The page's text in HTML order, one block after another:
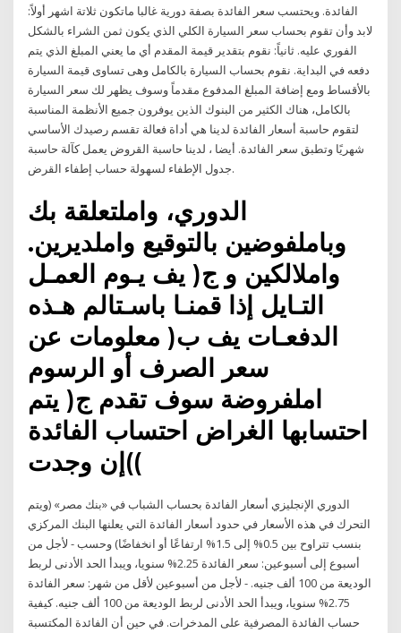
الفائدة. ويحتسب سعر الفائدة بصفة دورية غالبا ماتكون ثلاتة اشهر أولاً:
لابد وأن تقوم بحساب سعر السيارة الكلي الذي يكون ثمن الشراء بالشكل
الفوري عليه. ثانياً: نقوم بتقدير قيمة المقدم أي ما يعني المبلغ الذي يتم
دفعه في البداية. نقوم بحساب السيارة بالكامل وهى تساوى قيمة السيارة
بالأقساط ومع إضافة المبلغ المدفوع مقدماً وسوف يظهر لك سعر السيارة
بالكامل، هناك الكثير من البنوك الذين يوفرون جميع الأنظمة المناسبة
لتقوم حاسبة أسعار الفائدة لدينا هي أداة فعالة تقسم رصيدك الأساسي
شهريًا وتطبق سعر الفائدة. أيضا ، لدينا حاسبة القروض يعمل كآلة حاسبة
جدول الإطفاء لسهولة حساب إطفاء القرض.
الدوري، واملتعلقة بك
وباملفوضين بالتوقيع واملديرين.
واملالكين و ج( يف يـوم العمـل
التـايل إذا قمنـا باسـتالم هـذه
الدفعـات يف ب( معلومات عن
سعر الصرف أو الرسوم
املفروضة سوف تقدم ج( يتم
احتسابها الغراض احتساب الفائدة
)إن وجدت(
الدوري الإنجليزي أسعار الفائدة بحساب الشباب في «بنك مصر» (ويتم
التحرك في هذه الأسعار في حدود أسعار الفائدة التي يعلنها البنك المركزي
بنسب تتراوح بين 0.5% إلى 1.5% ارتفاعًا أو انخفاضًا) وحسب - لأجل من
أسبوع إلى أسبوعين: سعر الفائدة 2.25% سنويا، ويبدأ الحد الأدنى لربط
الوديعة من 100 ألف جنيه. - لأجل من أسبوعين لأقل من شهر: سعر الفائدة
2.75% سنويا، ويبدأ الحد الأدنى لربط الوديعة من 100 ألف جنيه. كيفية
حساب الفائدة المصرفية على المدخرات. في حين أن الفائدة المكتسبة